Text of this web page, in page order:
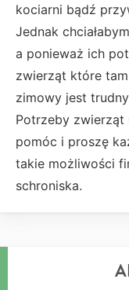
kociarni bądź
Jednak
a ponieważ ich
zwierząt które
zimowy jest
Potrzeby zwierząt
pomóc i proszę
takie możliwości
schroniska.